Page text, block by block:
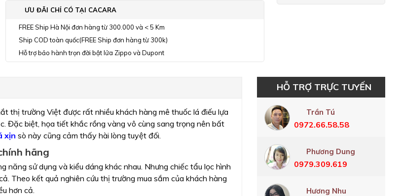
ƯU ĐÃI CHỈ CÓ TẠI CACARA
FREE Ship Hà Nội đơn hàng từ 300.000 và < 5 Km
Ship COD toàn quốc(FREE Ship đơn hàng từ 300k)
Hỗ trợ bảo hành trọn đời bật lửa Zippo và Dupont
thị trường Việt được rất nhiều khách hàng mê thuốc lá điếu lựa
Đặc biệt, họa tiết khắc rồng vàng vô cùng sang trọng nên bất
xịn sò này cũng cảm thấy hài lòng tuyệt đối.
hãng
sử dụng và kiểu dáng khác nhau. Nhưng chiếc tẩu lọc hình
Theo kết quả nghiên cứu thị trường mua sắm của khách hàng
hơn cả.
HỖ TRỢ TRỰC TUYẾN
Trần Tú
0972.66.58.58
Phương Dung
0979.309.619
Hương Nhu